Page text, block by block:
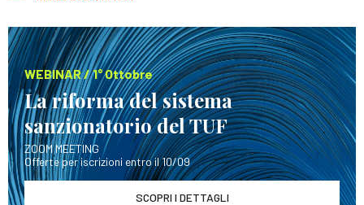
WEBINAR / 1° Ottobre
La riforma del sistema
sanzionatorio del TUF
ZOOM MEETING
Offerte per iscrizioni entro il 10/09
SCOPRI I DETTAGLI